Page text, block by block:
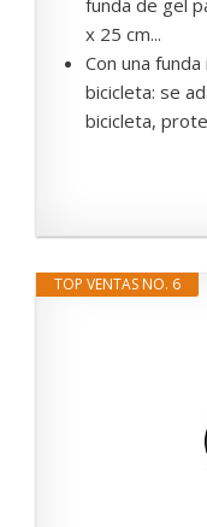
funda de gel
x 25 cm...
Con una
bicicleta: se
bicicleta,
TOP VENTAS NO. 6